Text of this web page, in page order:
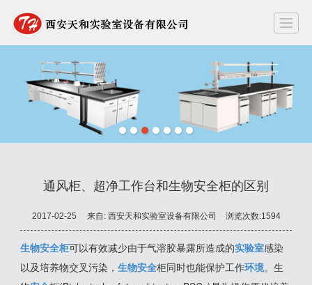
首页 关于我们产品中心 产品知识新闻资讯留言反馈
通风柜、超净工作台和生物安全柜的区别
2017-02-25 来自: 西安天和实验室设备有限公司 浏览次数:1594
生物安全柜可以有效减少由于气溶胶暴露所造成的实验室感染
以及培养物交叉污染，生物安全柜同时也能保护工作环境。生